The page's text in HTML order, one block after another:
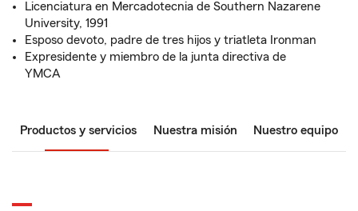
Licenciatura en Mercadotecnia de Southern Nazarene
University, 1991
Esposo devoto, padre de tres hijos y triatleta Ironman
Expresidente y miembro de la junta directiva de
YMCA
Productos y servicios Nuestra misión Nuestro equipo